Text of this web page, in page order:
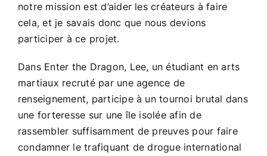
notre mission est d’aider les créateurs à faire
cela, et je savais donc que nous devions
participer à ce projet.
Dans Enter the Dragon, Lee, un étudiant en arts
martiaux recruté par une agence de
renseignement, participe à un tournoi brutal dans
une forteresse sur une île isolée afin de
rassembler suffisamment de preuves pour faire
condamner le trafiquant de drogue international